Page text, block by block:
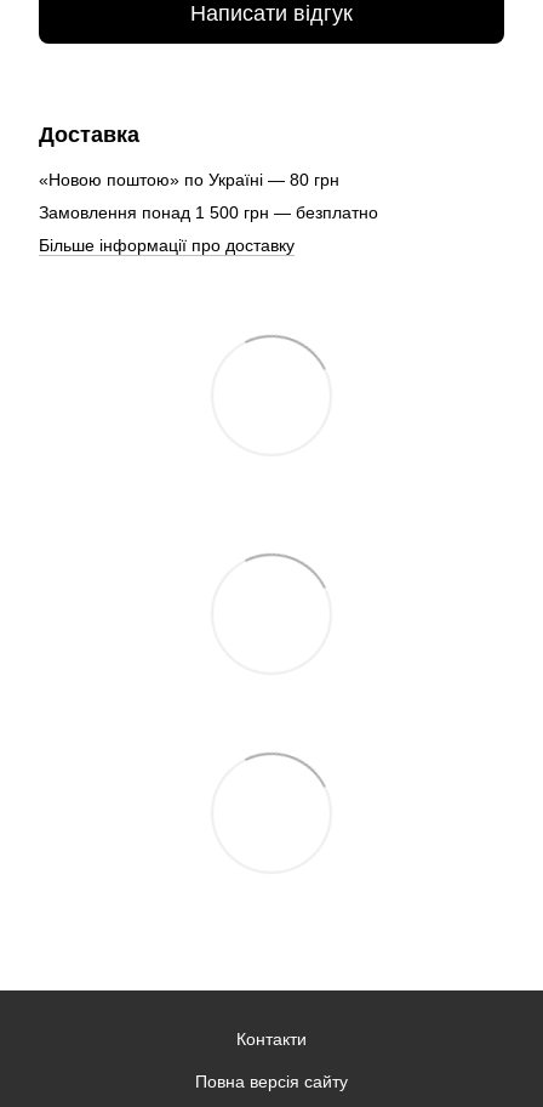
Написати відгук
Доставка
«Новою поштою» по Україні — 80 грн
Замовлення понад 1 500 грн — безплатно
Більше інформації про доставку
Контакти
Повна версія сайту